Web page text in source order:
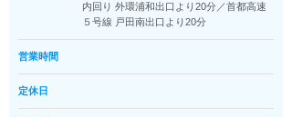
内回り 外環浦和出口より20分／首都高速
５号線 戸田南出口より20分
営業時間
定休日